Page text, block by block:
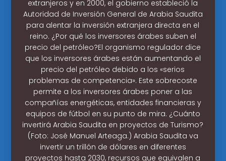
extranjeros y en 2000, el gobierno estableció la
Autoridad de Inversión General de Arabia Saudita
para alentar la inversión extranjera directa en el
reino. ¿Por qué los inversores árabes suben el
precio del petróleo?El organismo regulador dice
que los inversores árabes están aumentando el
precio del petróleo debido a los «serios
problemas de competencia». Este sobrecoste
permite a los inversores árabes poner a las
compañías energéticas, entidades financieras y
equipos de fútbol en su punto de mira. ¿Cuánto
invertirá Arabia Saudita en proyectos de Turismo?
(Foto: José Manuel Arteaga.) Arabia Saudita va
invertir un trillón de dólares en diferentes
proyectos hasta 2030, recursos que equivalen a